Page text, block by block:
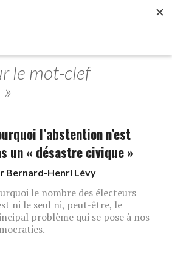
le mot-clef
l’abstention n’est
un « désastre civique »
Bernard-Henri Lévy
le nombre des électeurs
ni le seul ni, peut-être, le
problème qui se pose à nos